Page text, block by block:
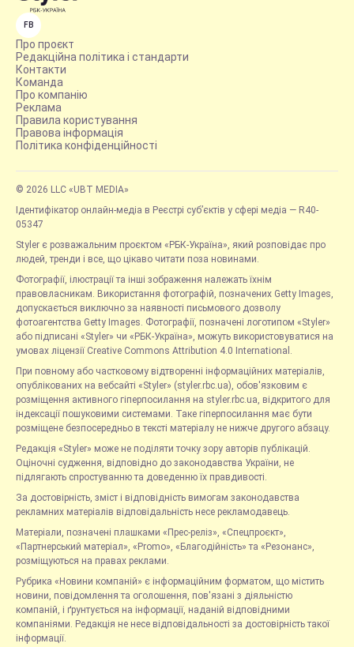
FB
Про проєкт
Редакційна політика і стандарти
Контакти
Команда
Про компанію
Реклама
Правила користування
Правова інформація
Політика конфіденційності
© 2026 LLC «UBT MEDIA»
Ідентифікатор онлайн-медіа в Реєстрі суб’єктів у сфері медіа — R40-
05347
Styler є розважальним проєктом «РБК-Україна», який розповідає про
людей, тренди і все, що цікаво читати поза новинами.
Фотографії, ілюстрації та інші зображення належать їхнім
правовласникам. Використання фотографій, позначених Getty Images,
допускається виключно за наявності письмового дозволу
фотоагентства Getty Images. Фотографії, позначені логотипом «Styler»
або підписані «Styler» чи «РБК-Україна», можуть використовуватися на
умовах ліцензії Creative Commons Attribution 4.0 International.
При повному або частковому відтворенні інформаційних матеріалів,
опублікованих на вебсайті «Styler» (styler.rbc.ua), обов'язковим є
розміщення активного гіперпосилання на styler.rbc.ua, відкритого для
індексації пошуковими системами. Таке гіперпосилання має бути
розміщене безпосередньо в тексті матеріалу не нижче другого абзацу.
Редакція «Styler» може не поділяти точку зору авторів публікацій.
Оціночні судження, відповідно до законодавства України, не
підлягають спростуванню та доведенню їх правдивості.
За достовірність, зміст і відповідність вимогам законодавства
рекламних матеріалів відповідальність несе рекламодавець.
Матеріали, позначені плашками «Прес-реліз», «Спецпроєкт»,
«Партнерський матеріал», «Promo», «Благодійність» та «Резонанс»,
розміщуються на правах реклами.
Рубрика «Новини компаній» є інформаційним форматом, що містить
новини, повідомлення та оголошення, пов'язані з діяльністю
компаній, і ґрунтується на інформації, наданій відповідними
компаніями. Редакція не несе відповідальності за достовірність такої
інформації.